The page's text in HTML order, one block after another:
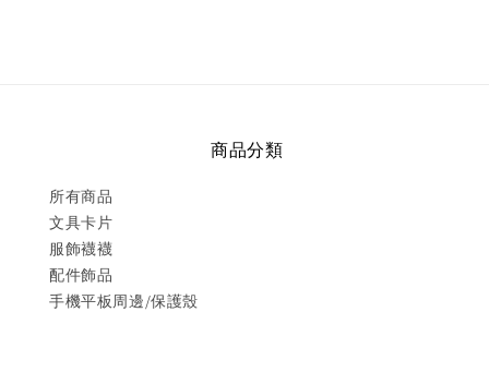
商品分類
所有商品
文具卡片
服飾襪襪
配件飾品
手機平板周邊/保護殼